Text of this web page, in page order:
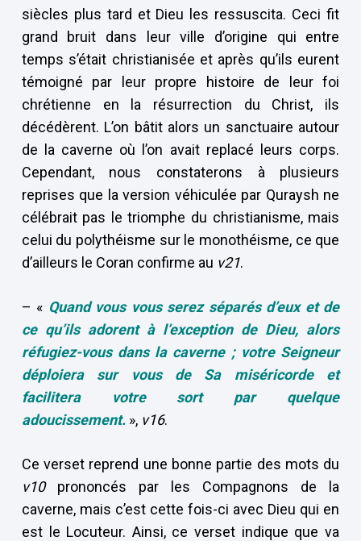
siècles plus tard et Dieu les ressuscita. Ceci fit
grand bruit dans leur ville d’origine qui entre
temps s’était christianisée et après qu’ils eurent
témoigné par leur propre histoire de leur foi
chrétienne en la résurrection du Christ, ils
décédèrent. L’on bâtit alors un sanctuaire autour
de la caverne où l’on avait replacé leurs corps.
Cependant, nous constaterons à plusieurs
reprises que la version véhiculée par Quraysh ne
célébrait pas le triomphe du christianisme, mais
celui du polythéisme sur le monothéisme, ce que
d’ailleurs le Coran confirme au v21.
– « Quand vous vous serez séparés d’eux et de
ce qu’ils adorent à l’exception de Dieu, alors
réfugiez-vous dans la caverne ; votre Seigneur
déploiera sur vous de Sa miséricorde et
facilitera votre sort par quelque
adoucissement.», v16.
Ce verset reprend une bonne partie des mots du
v10prononcés par les Compagnons de la
caverne, mais c’est cette fois-ci avec Dieu qui en
est le Locuteur. Ainsi, ce verset indique que va